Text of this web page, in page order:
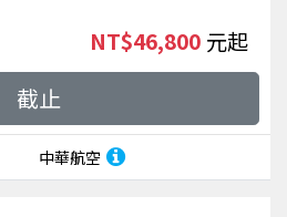
中華航空
NT$46,800 起
截止